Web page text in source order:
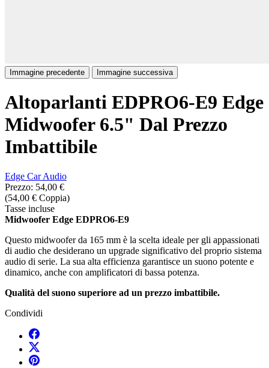
Immagine precedente Immagine successiva
Altoparlanti EDPRO6-E9 Edge
Midwoofer 6.5" Dal Prezzo
Imbattibile
Edge Car Audio
Prezzo: 54,00 €
(54,00 € Coppia)
Tasse incluse
Midwoofer Edge EDPRO6-E9
Questo midwoofer da 165 mm è la scelta ideale per gli appassionati
di audio che desiderano un upgrade significativo del proprio sistema
audio di serie. La sua alta efficienza garantisce un suono potente e
dinamico, anche con amplificatori di bassa potenza.
Qualità del suono superiore ad un prezzo imbattibile.
Condividi